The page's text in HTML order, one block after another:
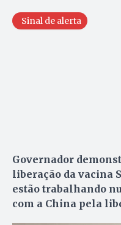
Sinal de alerta
Governador
liberação da vacina
estão trabalhando
com a China pela